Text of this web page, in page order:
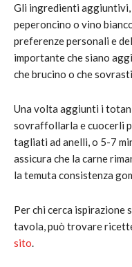
Gli ingredienti aggiuntivi,
peperoncino o vino
preferenze personali e
importante che siano
che brucino o che
Una volta aggiunti i
sovraffollarla e cuocerli
tagliati ad anelli, o 5-7
assicura che la carne
la temuta consistenza
Per chi cerca ispirazione
tavola, può trovare
sito.